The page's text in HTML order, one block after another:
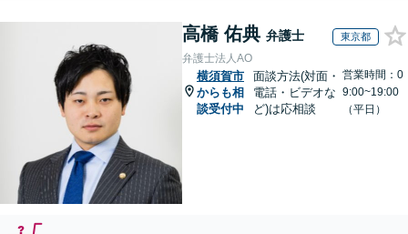
高橋 佑典 弁護士 東京都
弁護士法人AO
横須賀市
からも相
談受付中
面談方法(対面・
電話・ビデオな
ど)は応相談
営業時間：0
9:00~19:00
（平日）